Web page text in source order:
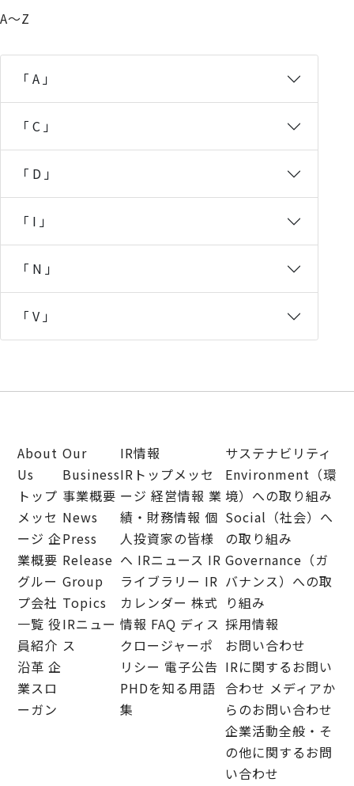
A～Z
「 A 」
「 C 」
「 D 」
「 I 」
「 N 」
「 V 」
About
Us
トップ
メッセ
ージ 企
業概要
グルー
プ会社
一覧 役
員紹介
沿革 企
業スロ
ーガン
Our
Business
事業概要
News
Press
Release
Group
Topics
IRニュー
ス
IR情報
IRトップメッセ
ージ 経営情報 業
績・財務情報 個
人投資家の皆様
へ IRニュース IR
ライブラリー IR
カレンダー 株式
情報 FAQ ディス
クロージャーポ
リシー 電子公告
PHDを知る用語
集
サステナビリティ
Environment（環
境）への取り組み
Social（社会）へ
の取り組み
Governance（ガ
バナンス）への取
り組み
採用情報
お問い合わせ
IRに関するお問い
合わせ メディアか
らのお問い合わせ
企業活動全般・そ
の他に関するお問
い合わせ